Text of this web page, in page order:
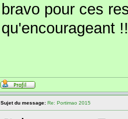
bravo pour ces
qu'encourageant
Sujet du message: Re: Portimao 2015